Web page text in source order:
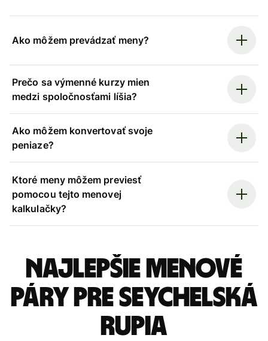
Ako môžem prevádzať meny?
Prečo sa výmenné kurzy mien
medzi spoločnosťami líšia?
Ako môžem konvertovať svoje
peniaze?
Ktoré meny môžem previesť
pomocou tejto menovej
kalkulačky?
Najlepšie menové
páry pre Seychelská
rupia